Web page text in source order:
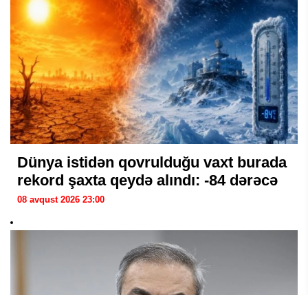
Dünya istidən qovrulduğu vaxt burada
rekord şaxta qeydə alındı: -84 dərəcə
08 avqust 2026 23:00